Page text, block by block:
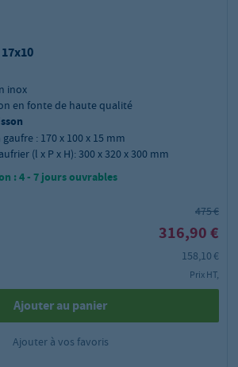
inox
en fonte de haute qualité
: 170 x 100 x 15 mm
(l x P x H): 300 x 320 x 300 mm
: 4 - 7 jours ouvrables
475 €
316,90 €
158,10 €
Prix HT,
Ajouter au panier
Ajouter à vos favoris